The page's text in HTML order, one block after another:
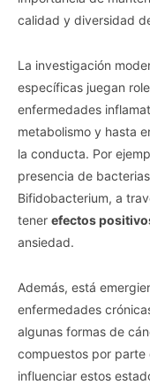
I want to opt-out
Personal Data
I want to opt-out
Retention, Sale,
Personal Data
Purposes for
Opted Out
calidad y diversidad
La investigación
específicas juegan
enfermedades
metabolismo y hasta
la conducta. Por
presencia de
Bifidobacterium, a
tener efectos
ansiedad.
Además, está
enfermedades
algunas formas de
compuestos por parte
influenciar estos